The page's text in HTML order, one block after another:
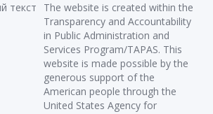
The website is created within the
Transparency and Accountability
in Public Administration and
Services Program/TAPAS. This
website is made possible by the
generous support of the
American people through the
United States Agency for